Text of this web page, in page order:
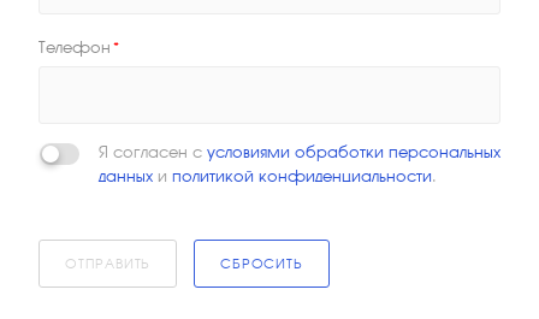
Телефон *
Я согласен с условиями обработки персональных
данных и политикой конфиденциальности.
ОТПРАВИТЬ СБРОСИТЬ